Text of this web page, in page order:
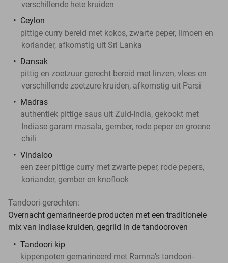
verschillende hete kruiden
Ceylon
pittige curry bereid met kokos, zwarte peper, limoen en
koriander, afkomstig uit Sri Lanka
Dansak
pittig en zoetzuur gerecht bereid met linzen, vlees en
verschillende zoetzure kruiden, afkomstig uit Parsi
Madras
authentiek pittige saus uit Zuid-India, gekookt met
Indiase garam masala, gember, rode peper en groene
chili
Vindaloo
een zeer pittige curry met zwarte peper, rode pepers,
koriander, gember en knoflook
Tandoori-gerechten:
Overnacht gemarineerde producten met een traditionele
mix van Indiase kruiden, gegrild in de tandooroven
Tandoori kip
kippenpoten gemarineerd met Ramna's tandoori-